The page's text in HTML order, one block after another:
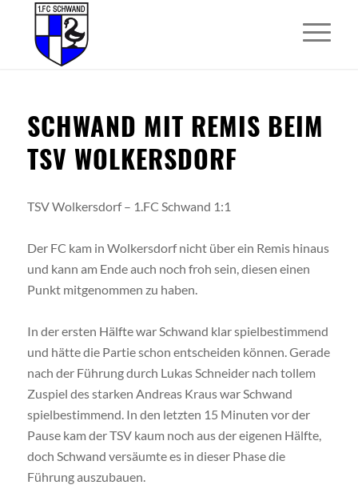
SCHWAND MIT REMIS BEIM
TSV WOLKERSDORF
TSV Wolkersdorf – 1.FC Schwand 1:1
Der FC kam in Wolkersdorf nicht über ein Remis hinaus
und kann am Ende auch noch froh sein, diesen einen
Punkt mitgenommen zu haben.
In der ersten Hälfte war Schwand klar spielbestimmend
und hätte die Partie schon entscheiden können. Gerade
nach der Führung durch Lukas Schneider nach tollem
Zuspiel des starken Andreas Kraus war Schwand
spielbestimmend. In den letzten 15 Minuten vor der
Pause kam der TSV kaum noch aus der eigenen Hälfte,
doch Schwand versäumte es in dieser Phase die
Führung auszubauen.